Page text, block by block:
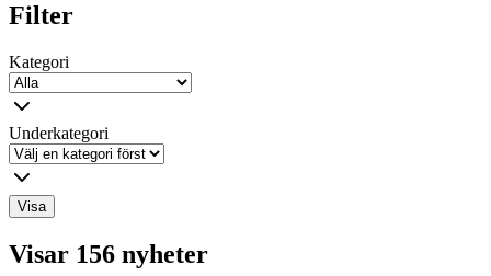
Filter
Kategori
Underkategori
Visa
Visar 156 nyheter